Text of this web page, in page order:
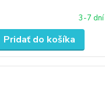
3-7 dní
Pridať do košíka